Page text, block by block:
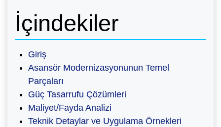
İçindekiler
Giriş
Asansör Modernizasyonunun Temel
Parçaları
Güç Tasarrufu Çözümleri
Maliyet/Fayda Analizi
Teknik Detaylar ve Uygulama Örnekleri